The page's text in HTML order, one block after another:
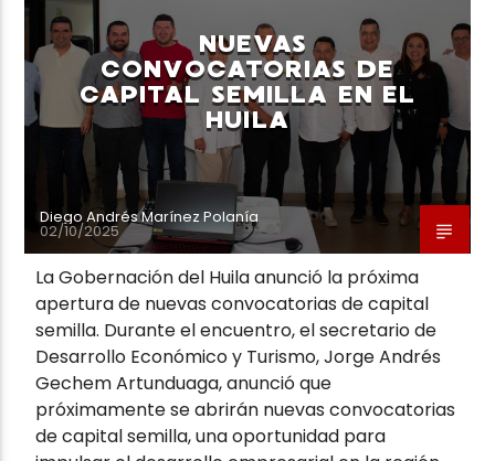
NUEVAS
CONVOCATORIAS DE
CAPITAL SEMILLA EN EL
HUILA
Diego Andrés Marínez Polanía
02/10/2025
La Gobernación del Huila anunció la próxima
apertura de nuevas convocatorias de capital
semilla. Durante el encuentro, el secretario de
Desarrollo Económico y Turismo, Jorge Andrés
Gechem Artunduaga, anunció que
próximamente se abrirán nuevas convocatorias
de capital semilla, una oportunidad para